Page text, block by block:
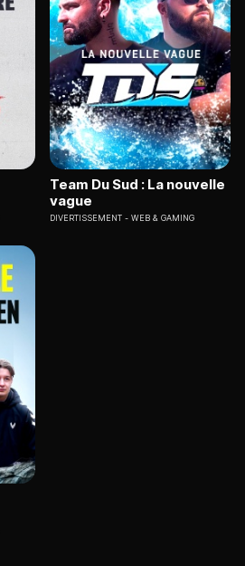
Team Du Sud : La nouvelle
vague
DIVERTISSEMENT WEB & GAMING